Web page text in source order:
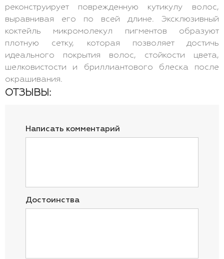
реконструирует поврежденную кутикулу волос,
выравнивая его по всей длине. Эксклюзивный
коктейль микромолекул пигментов образуют
плотную сетку, которая позволяет достичь
идеального покрытия волос, стойкости цвета,
шелковистости и бриллиантового блеска после
окрашивания.
ОТЗЫВЫ:
Написать комментарий
Достоинства